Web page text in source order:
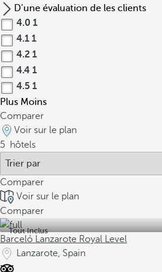
D’une évaluation de les clients
4.0 1
4.1 1
4.2 1
4.4 1
4.5 1
Plus Moins
Comparer
Voir sur le plan
5
hôtels
Comparer
Voir sur le plan
Comparer
Tout Inclus
Barceló Lanzarote Royal Level
Lanzarote, Spain